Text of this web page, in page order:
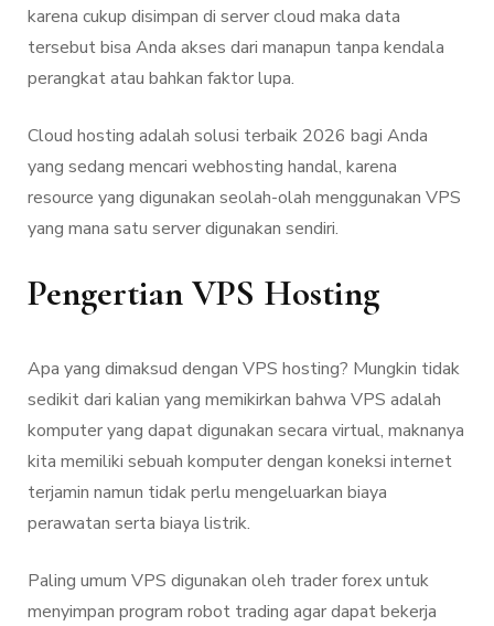
karena cukup disimpan di server cloud maka data
tersebut bisa Anda akses dari manapun tanpa kendala
perangkat atau bahkan faktor lupa.
Cloud hosting adalah solusi terbaik 2026 bagi Anda
yang sedang mencari webhosting handal, karena
resource yang digunakan seolah-olah menggunakan VPS
yang mana satu server digunakan sendiri.
Pengertian VPS Hosting
Apa yang dimaksud dengan VPS hosting? Mungkin tidak
sedikit dari kalian yang memikirkan bahwa VPS adalah
komputer yang dapat digunakan secara virtual, maknanya
kita memiliki sebuah komputer dengan koneksi internet
terjamin namun tidak perlu mengeluarkan biaya
perawatan serta biaya listrik.
Paling umum VPS digunakan oleh trader forex untuk
menyimpan program robot trading agar dapat bekerja